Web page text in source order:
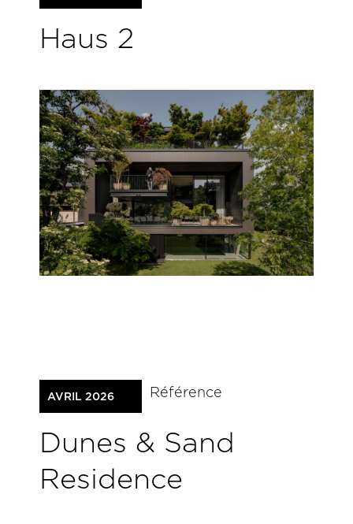
Haus 2
AVRIL 2026 Référence
Dunes & Sand
Residence